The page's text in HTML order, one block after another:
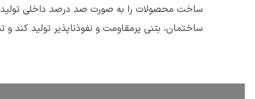
ساخت محصولات را به صورت صد درصد داخلی تولید
ساختمان، بتنی پرمقاومت و نفوذناپذیر تولید کند